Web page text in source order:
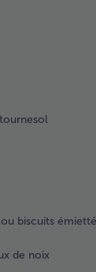
biscuits
de noix